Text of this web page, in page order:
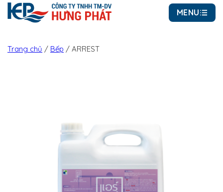
MENU
Trang chủ / Bếp / ARREST